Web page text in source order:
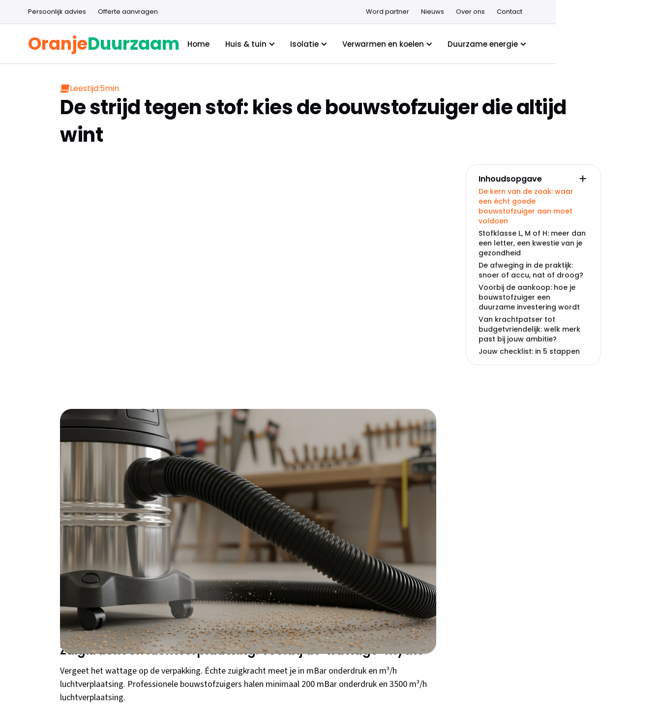
Persoonlijk advies Offerte aanvragen Word partner Nieuws Over ons Contact
OranjeDuurzaam Home Huis & tuin Isolatie Verwarmen en koelen Duurzame energie
Leestijd:5min.
De strijd tegen stof: kies de bouwstofzuiger die altijd
wint
Een bouwstofzuiger is meer dan een gewone stofzuiger op steroïden. Het verschil tussen een goede
en slechte keuze bepaalt of je project in een stofwolk verdwijnt of met precisie en gemak wordt
voltooid. Deze gids helpt je de perfecte bouwstofzuiger kiezen die past bij jouw ambities en budget.
Of je nu een weekend klusser bent die occasioneel hout zaagt, een professional die dagelijks met
bouwstof werkt, of een ZZP'er die betrouwbare apparatuur nodig heeft - de juiste bouwstofzuiger
voorkomt gezondheidsklachten, bespaart tijd en zorgt voor een schone werkplek.
De kern van de zaak: waar een écht goede
bouwstofzuiger aan moet voldoen
Een uitstekende bouwstofzuiger onderscheidt zich op vier cruciale punten van gewone
huishoudstofzuigers. Begrijp deze verschillen en je voorkomt een dure miskoop.
Zuigkracht en luchtverplaatsing: voorbij de 'wattage-mythe'
Vergeet het wattage op de verpakking. Échte zuigkracht meet je in mBar onderdruk en m³/h
luchtverplaatsing. Professionele bouwstofzuigers halen minimaal 200 mBar onderdruk en 3500 m³/h
luchtverplaatsing.
Inhoudsopgave
De kern van de zaak: waar
een écht goede
bouwstofzuiger aan moet
voldoen
Stofklasse L, M of H: meer dan
een letter, een kwestie van je
gezondheid
De afweging in de praktijk:
snoer of accu, nat of droog?
Voorbij de aankoop: hoe je
bouwstofzuiger een
duurzame investering wordt
Van krachtpatser tot
budgetvriendelijk: welk merk
past bij jouw ambitie?
Jouw checklist: in 5 stappen